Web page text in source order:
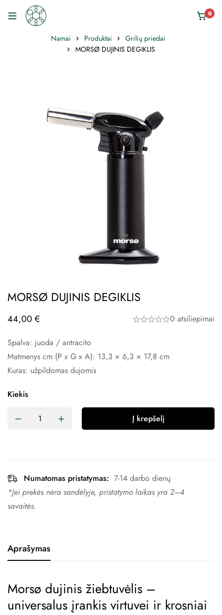
0
Namai Produktai
Grilių priedai
MORSØ DUJINIS DEGIKLIS
MORSØ DUJINIS DEGIKLIS
44,00 € 0 atsiliepimai
Spalva: juoda / antracito
Matmenys cm (P x G x A): 13,3 × 6,3 × 17,8 cm
Kuras: užpildomas dujomis
Kiekis
Į krepšelį
Numatomas pristatymas: 7-14 darbo dienų
*Jei prekės nėra sandėlyje, pristatymo laikas yra 2–4 ​​
savaitės.
Aprašymas
Morsø dujinis žiebtuvėlis –
universalus įrankis virtuvei ir krosniai